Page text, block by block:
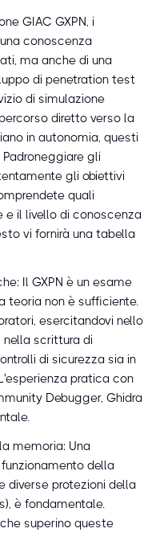
GIAC GXPN, i
conoscenza
ma anche di una
di penetration test
di simulazione
diretto verso la
in autonomia, questi
gli
gli obiettivi
quali
il livello di conoscenza
vi fornirà una tabella
Il GXPN è un esame
teoria non è sufficiente.
esercitandovi nello
nella scrittura di
di sicurezza sia in
pratica con
Debugger, Ghidra
memoria: Una
della
diverse protezioni della
è fondamentale.
superino queste